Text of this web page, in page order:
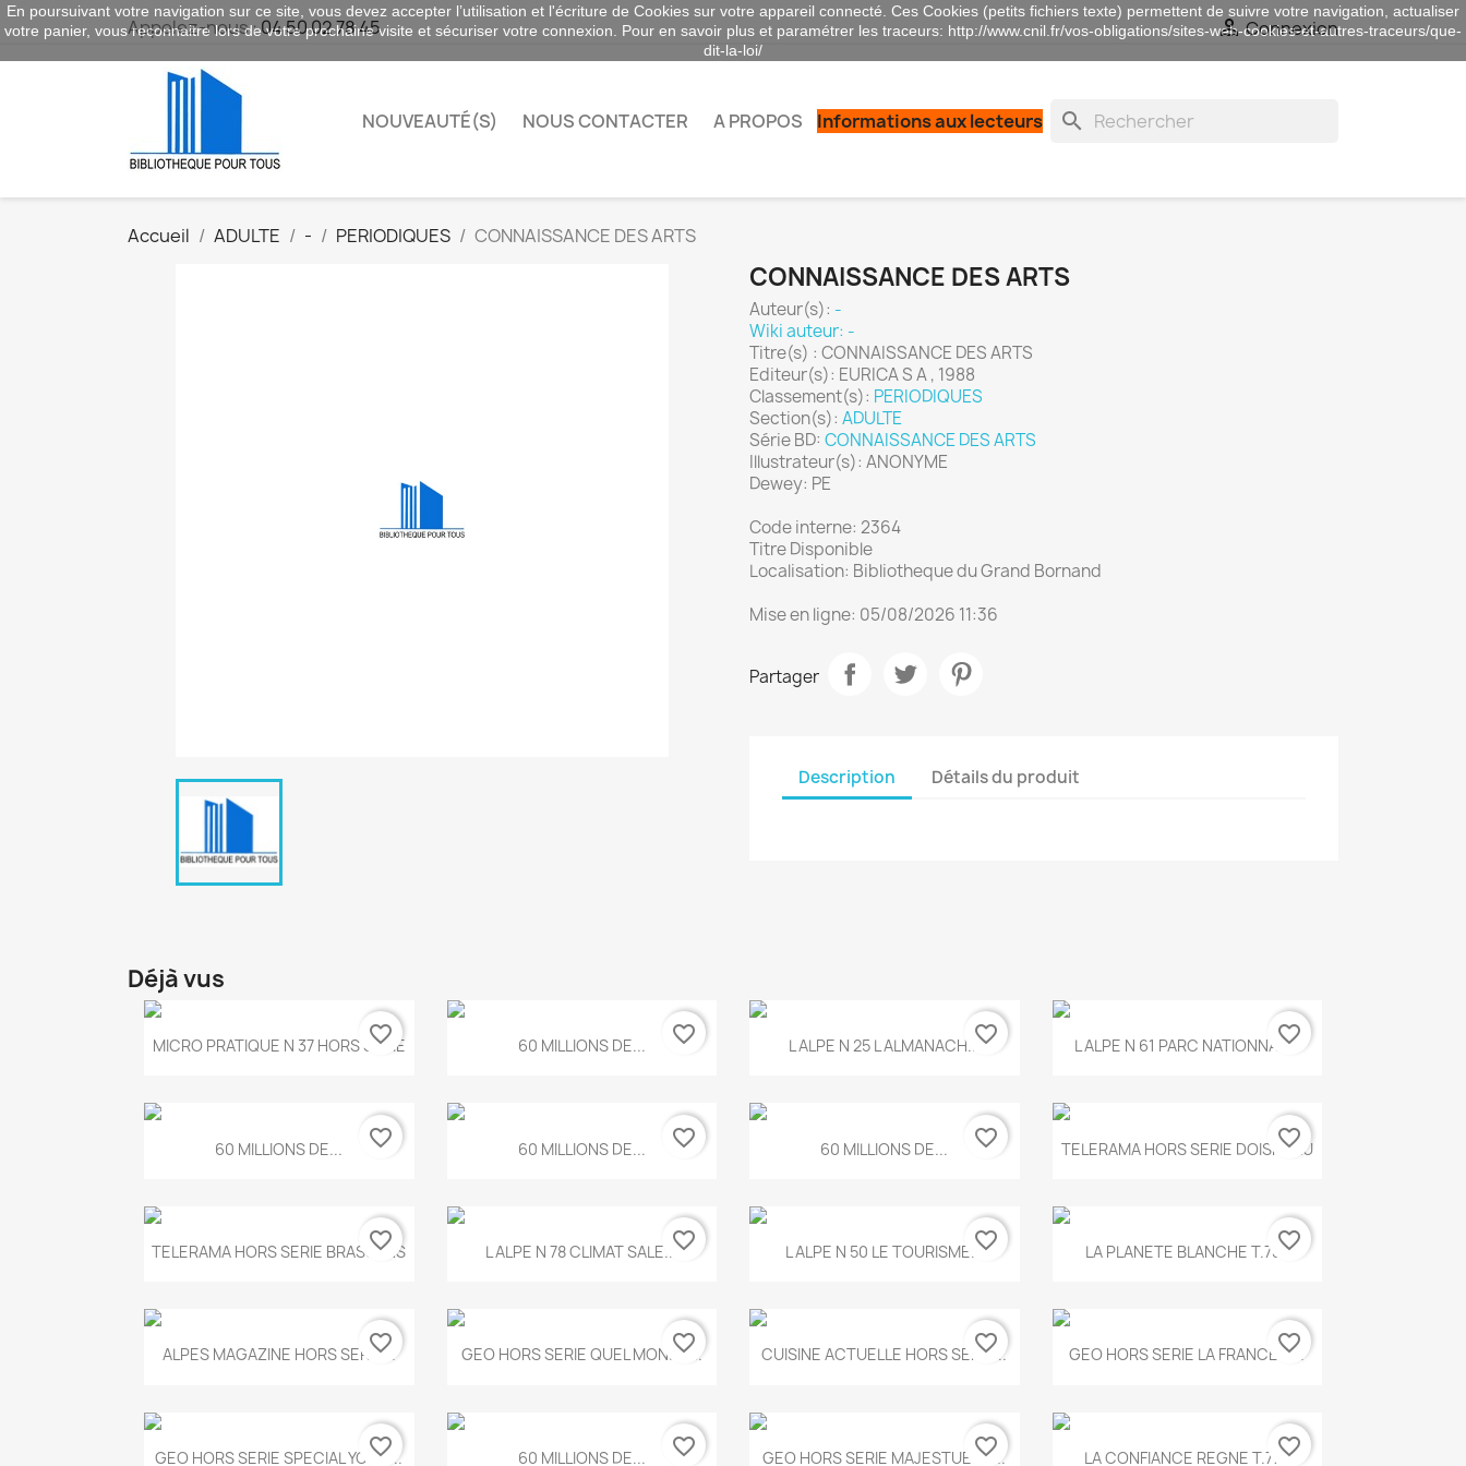
Appelez-nous :04 50 02 78 45 Connexion
NOUVEAUTÉ(S) NOUS CONTACTER A PROPOS search
Informations aux lecteurs
Accueil ADULTE - PERIODIQUES CONNAISSANCE DES ARTS
CONNAISSANCE DES ARTS
Auteur(s): -
Wiki auteur: -
Titre(s) : CONNAISSANCE DES ARTS
Editeur(s): EURICA S A , 1988
Classement(s): PERIODIQUES
Section(s): ADULTE
Série BD: CONNAISSANCE DES ARTS
Illustrateur(s): ANONYME
Dewey: PE
Code interne: 2364
Titre Disponible
Localisation: Bibliotheque du Grand Bornand
Mise en ligne: 05/08/2026 11:36
Partager
Description Détails du produit
Déjà vus
Aperçu rapide
MICRO PRATIQUE N 37 HORS SERIE
favorite_border Aperçu rapide
60 MILLIONS DE... favorite_border  Aperçu rapide
L ALPE N 25 L ALMANACH...favorite_border  Aperçu rapide
L ALPE N 61 PARC NATIONNAL...
favorite_border
Aperçu rapide
60 MILLIONS DE... favorite_border Aperçu rapide
60 MILLIONS DE... favorite_border Aperçu rapide
60 MILLIONS DE... favorite_border Aperçu rapide
TELERAMA HORS SERIE DOISNEAU
favorite_border
 Aperçu rapide
TELERAMA HORS SERIE BRASSENS
favorite_border  Aperçu rapide
L ALPE N 78 CLIMAT SALE...favorite_border  Aperçu rapide
L ALPE N 50 LE TOURISME...favorite_border Aperçu rapide
LA PLANETE BLANCHE T.785favorite_border
Aperçu rapide
ALPES MAGAZINE HORS SERIE...
favorite_border Aperçu rapide
GEO HORS SERIE QUEL MONDE...
favorite_border Aperçu rapide
CUISINE ACTUELLE HORS SERIE...
favorite_border Aperçu rapide
GEO HORS SERIE LA FRANCE A...
favorite_border
Aperçu rapide
GEO HORS SERIE SPECIAL YOGA...
favorite_border Aperçu rapide
60 MILLIONS DE... favorite_border Aperçu rapide
GEO HORS SERIE MAJESTUEUX...
favorite_border Aperçu rapide
LA CONFIANCE REGNE T.778favorite_border
En poursuivant votre navigation sur ce site, vous devez accepter l’utilisation et l'écriture de Cookies sur votre appareil connecté. Ces Cookies (petits fichiers texte) permettent de suivre votre navigation, actualiser
votre panier, vous reconnaitre lors de votre prochaine visite et sécuriser votre connexion. Pour en savoir plus et paramétrer les traceurs: http://www.cnil.fr/vos-obligations/sites-web-cookies-et-autres-traceurs/que-
dit-la-loi/